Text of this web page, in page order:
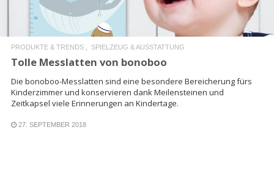
PRODUKTE & TRENDS SPIELZEUG & AUSSTATTUNG
Tolle Messlatten von bonoboo
Die bonoboo-Messlatten sind eine besondere Bereicherung fürs
Kinderzimmer und konservieren dank Meilensteinen und
Zeitkapsel viele Erinnerungen an Kindertage.
27. SEPTEMBER 2018